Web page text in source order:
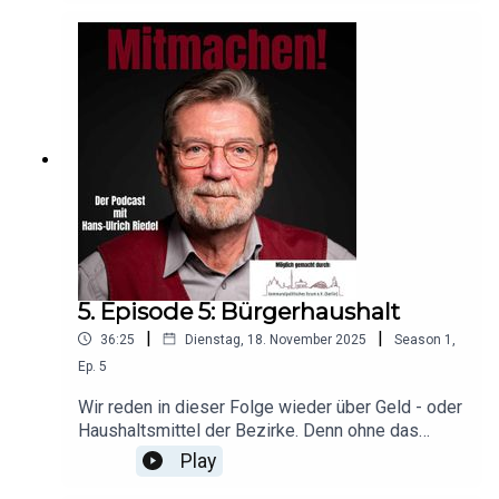
Bürgerbeteiligung bei städtebaulichen
Maßnahmen. Was das heißt, wie das geht und wo
es funktioniert klären wir in dieser Episode
5. Episode 5: Bürgerhaushalt
36:25 | Dienstag, 18. November 2025 | Season 1 ,
Ep. 5
Wir reden in dieser Folge wieder über Geld - oder
Haushaltsmittel der Bezirke. Denn ohne das
passiert nichts, das gilt nicht nur für den eigenen
Privathaushalt, sondern auch für den der Bezirke.
Play